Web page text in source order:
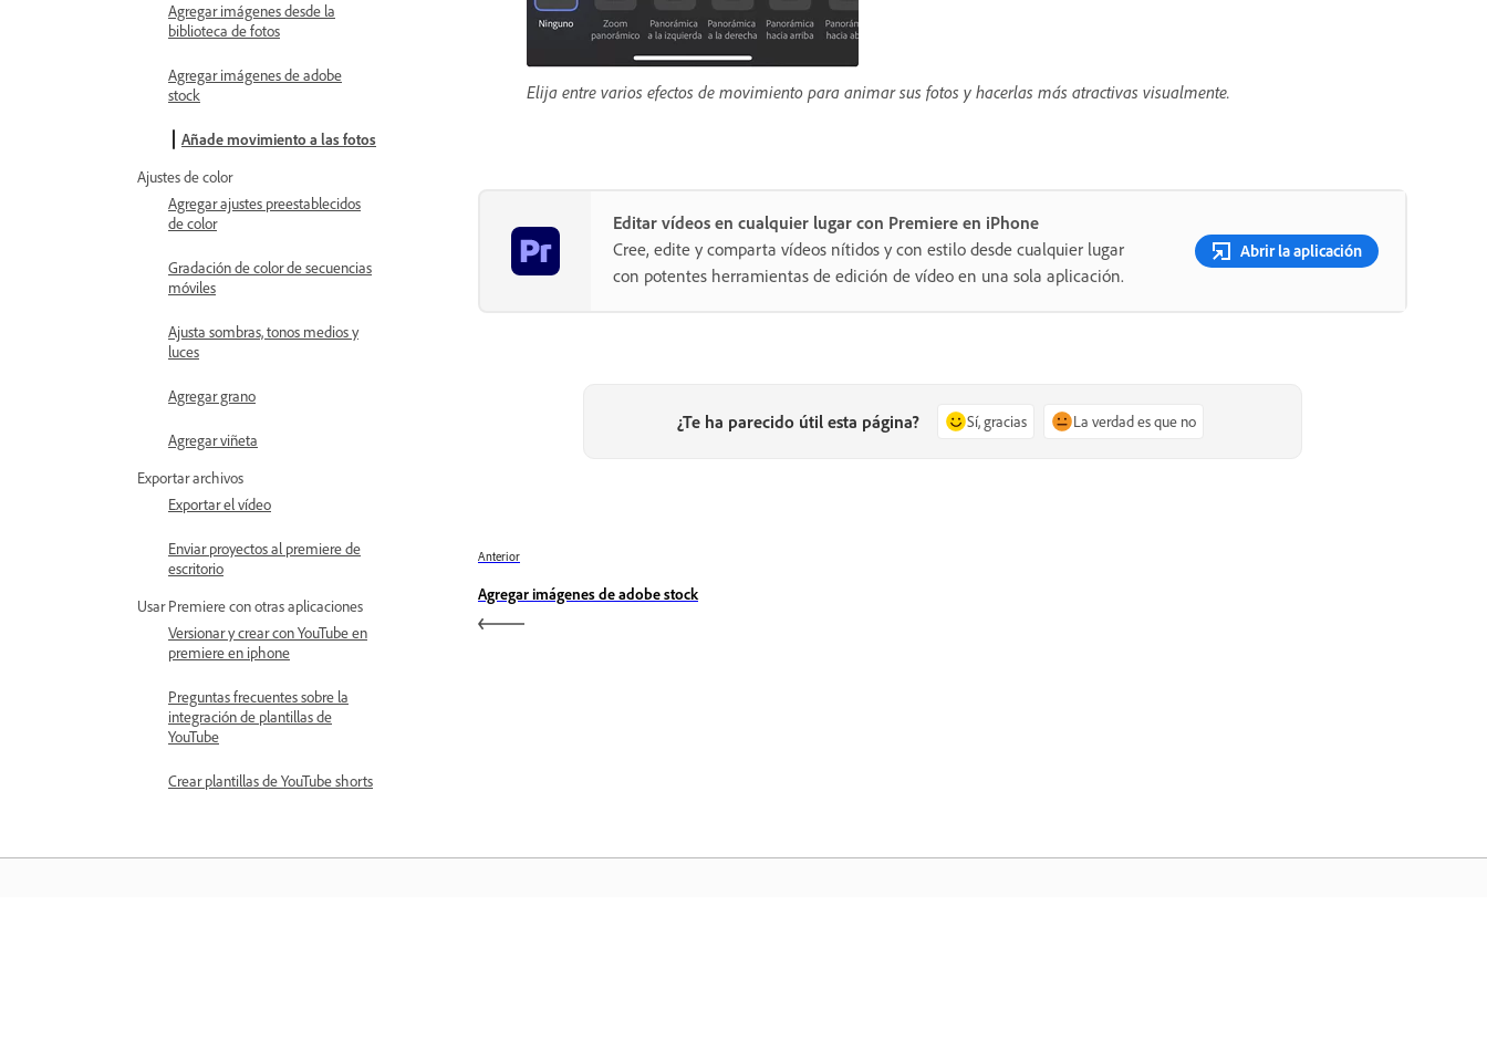
Agregar imágenes desde la
biblioteca de fotos
Agregar imágenes de adobe
stock
Añade movimiento a las fotos
Ajustes de color
Agregar ajustes preestablecidos
de color
Gradación de color de secuencias
móviles
Ajusta sombras, tonos medios y
luces
Agregar grano
Agregar viñeta
Exportar archivos
Exportar el vídeo
Enviar proyectos al premiere de
escritorio
Usar Premiere con otras aplicaciones
Versionar y crear con YouTube en
premiere en iphone
Preguntas frecuentes sobre la
integración de plantillas de
YouTube
Crear plantillas de YouTube shorts
Elija entre varios efectos de movimiento para animar sus fotos y hacerlas más atractivas visualmente.
Editar vídeos en cualquier lugar con Premiere en iPhone
Cree, edite y comparta vídeos nítidos y con estilo desde cualquier lugar
con potentes herramientas de edición de vídeo en una sola aplicación.
Abrir la aplicación
¿Te ha parecido útil esta página? Sí, gracias La verdad es que no
Anterior
Agregar imágenes de adobe stock